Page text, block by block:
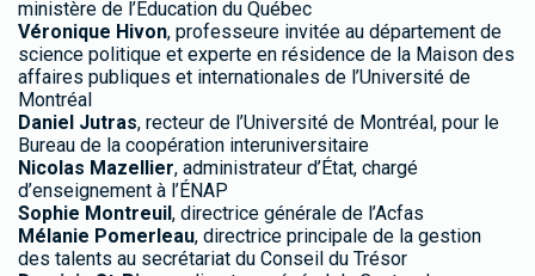
ministère de l’Éducation du Québec
Véronique Hivon, professeure invitée au département de
science politique et experte en résidence de la Maison des
affaires publiques et internationales de l’Université de
Montréal
Daniel Jutras, recteur de l’Université de Montréal, pour le
Bureau de la coopération interuniversitaire
Nicolas Mazellier, administrateur d’État, chargé
d’enseignement à l’ÉNAP
Sophie Montreuil, directrice générale de l’Acfas
Mélanie Pomerleau, directrice principale de la gestion
des talents au secrétariat du Conseil du Trésor